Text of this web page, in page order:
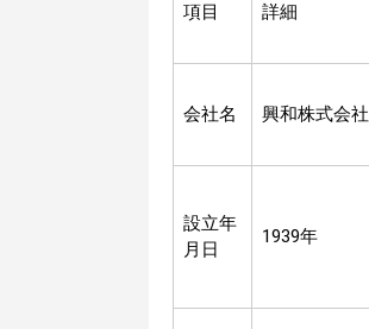
項目 詳細
会社名 興和株式会社
設立年
月日
1939年